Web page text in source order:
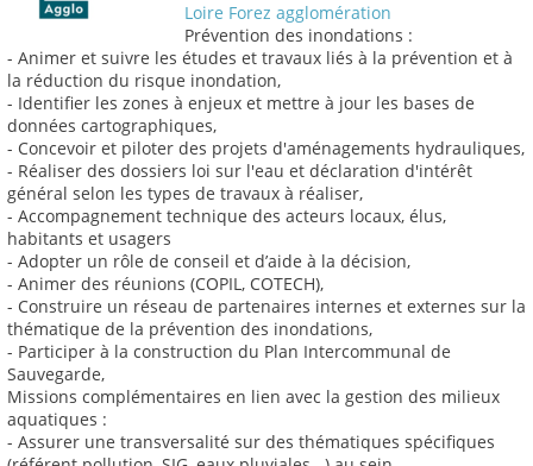
Loire Forez agglomération
Prévention des inondations :
- Animer et suivre les études et travaux liés à la prévention et à
la réduction du risque inondation,
- Identifier les zones à enjeux et mettre à jour les bases de
données cartographiques,
- Concevoir et piloter des projets d'aménagements hydrauliques,
- Réaliser des dossiers loi sur l'eau et déclaration d'intérêt
général selon les types de travaux à réaliser,
- Accompagnement technique des acteurs locaux, élus,
habitants et usagers
- Adopter un rôle de conseil et d’aide à la décision,
- Animer des réunions (COPIL, COTECH),
- Construire un réseau de partenaires internes et externes sur la
thématique de la prévention des inondations,
- Participer à la construction du Plan Intercommunal de
Sauvegarde,
Missions complémentaires en lien avec la gestion des milieux
aquatiques :
- Assurer une transversalité sur des thématiques spécifiques